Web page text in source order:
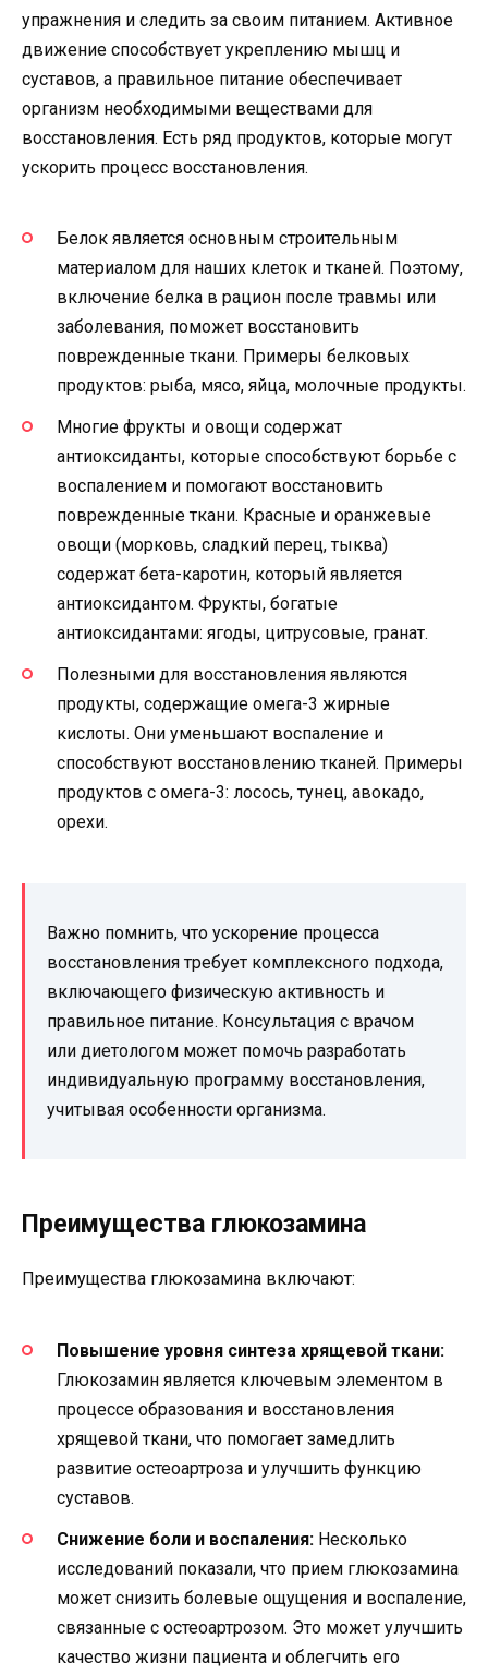
упражнения и следить за своим питанием. Активное
движение способствует укреплению мышц и
суставов, а правильное питание обеспечивает
организм необходимыми веществами для
восстановления. Есть ряд продуктов, которые могут
ускорить процесс восстановления.
Белок является основным строительным
материалом для наших клеток и тканей. Поэтому,
включение белка в рацион после травмы или
заболевания, поможет восстановить
поврежденные ткани. Примеры белковых
продуктов: рыба, мясо, яйца, молочные продукты.
Многие фрукты и овощи содержат
антиоксиданты, которые способствуют борьбе с
воспалением и помогают восстановить
поврежденные ткани. Красные и оранжевые
овощи (морковь, сладкий перец, тыква)
содержат бета-каротин, который является
антиоксидантом. Фрукты, богатые
антиоксидантами: ягоды, цитрусовые, гранат.
Полезными для восстановления являются
продукты, содержащие омега-3 жирные
кислоты. Они уменьшают воспаление и
способствуют восстановлению тканей. Примеры
продуктов с омега-3: лосось, тунец, авокадо,
орехи.
Важно помнить, что ускорение процесса
восстановления требует комплексного подхода,
включающего физическую активность и
правильное питание. Консультация с врачом
или диетологом может помочь разработать
индивидуальную программу восстановления,
учитывая особенности организма.
Преимущества глюкозамина
Преимущества глюкозамина включают:
Повышение уровня синтеза хрящевой ткани:
Глюкозамин является ключевым элементом в
процессе образования и восстановления
хрящевой ткани, что помогает замедлить
развитие остеоартроза и улучшить функцию
суставов.
Снижение боли и воспаления: Несколько
исследований показали, что прием глюкозамина
может снизить болевые ощущения и воспаление,
связанные с остеоартрозом. Это может улучшить
качество жизни пациента и облегчить его